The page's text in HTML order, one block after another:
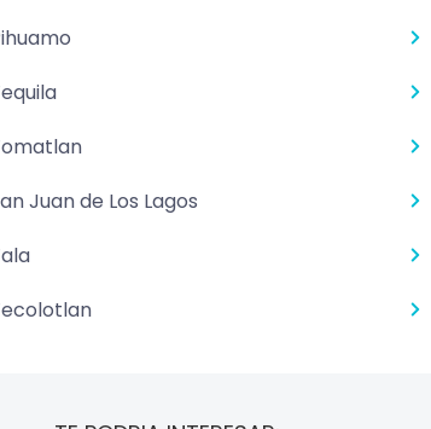
Juan de Los Lagos